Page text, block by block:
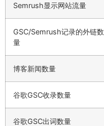
Semrush显示网站流量
GSC/Semrush记录的外链数
量
博客新闻数量
谷歌GSC收录数量
谷歌GSC出词数量